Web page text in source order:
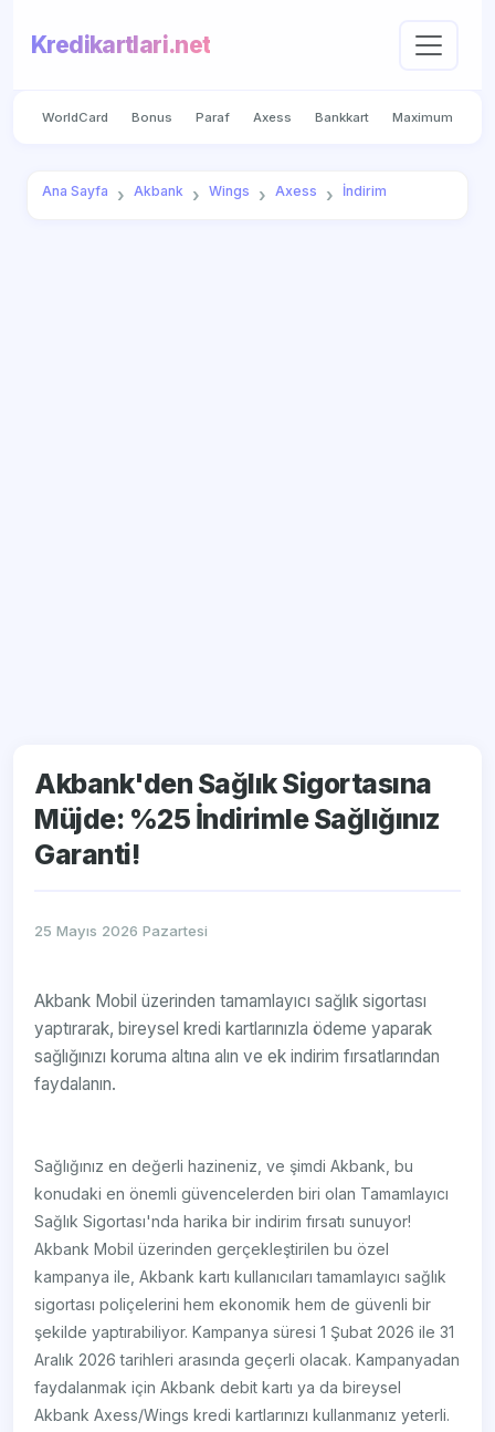
Kredikartlari.net
WorldCard Bonus Paraf Axess Bankkart Maximum
Ana Sayfa Akbank Wings Axess İndirim
Akbank'den Sağlık Sigortasına
Müjde: %25 İndirimle Sağlığınız
Garanti!
25 Mayıs 2026 Pazartesi
Akbank Mobil üzerinden tamamlayıcı sağlık sigortası
yaptırarak, bireysel kredi kartlarınızla ödeme yaparak
sağlığınızı koruma altına alın ve ek indirim fırsatlarından
faydalanın.
Sağlığınız en değerli hazineniz, ve şimdi Akbank, bu
konudaki en önemli güvencelerden biri olan Tamamlayıcı
Sağlık Sigortası'nda harika bir indirim fırsatı sunuyor!
Akbank Mobil üzerinden gerçekleştirilen bu özel
kampanya ile, Akbank kartı kullanıcıları tamamlayıcı sağlık
sigortası poliçelerini hem ekonomik hem de güvenli bir
şekilde yaptırabiliyor. Kampanya süresi 1 Şubat 2026 ile 31
Aralık 2026 tarihleri arasında geçerli olacak. Kampanyadan
faydalanmak için Akbank debit kartı ya da bireysel
Akbank Axess/Wings kredi kartlarınızı kullanmanız yeterli.